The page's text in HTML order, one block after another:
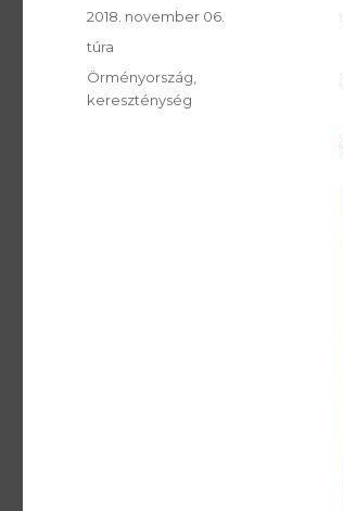
Publikálva
2018. november 06.
Témakör
túra
Kulcsszavak
Örményország
kereszténység